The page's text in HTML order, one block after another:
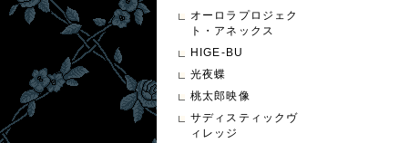
オーロラプロジェク
ト・アネックス
HIGE-BU
光夜蝶
桃太郎映像
サディスティックヴ
ィレッジ